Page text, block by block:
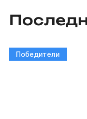
Победители